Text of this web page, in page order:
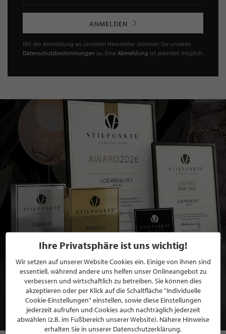
ANMELDEN
Mit der Anmeldung an unserem Newsletter stimmen Sie unseren
Datenschutzbestimmungen zu. Eine Abmeldung ist jederzeit möglich.
BEWERBEN SIE SICH FÜR EINE GRATIS
MITGLIEDSCHAFT BEI STILPUNKTE®
JETZT GRATIS BEWERBEN
Ihre Privatsphäre ist uns wichtig!
Wir setzen auf unserer Website Cookies ein. Einige von ihnen sind
essentiell, während andere uns helfen unser Onlineangebot zu
verbessern und wirtschaftlich zu betreiben. Sie können dies
akzeptieren oder per Klick auf die Schaltfläche "Individuelle
Cookie-Einstellungen" einstellen, sowie diese Einstellungen
jederzeit aufrufen und Cookies auch nachträglich jederzeit
abwählen (z.B. im Fußbereich unserer Website). Nähere Hinweise
erhalten Sie in unserer Datenschutzerklärung.